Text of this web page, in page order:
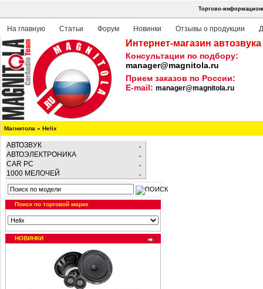
Торгово-
На главную Статьи Форум Новинки Отзывы о продукции
Интернет-магазин
Консультации по подбору:
manager@magnitola.ru
Прием заказов по России:
E-mail: manager@magnitola.ru
Магнитола » Helix
АВТОЗВУК
АВТОЭЛЕКТРОНИКА
CAR PC
1000 МЕЛОЧЕЙ
Поиск по торговой марке
НОВИНКИ